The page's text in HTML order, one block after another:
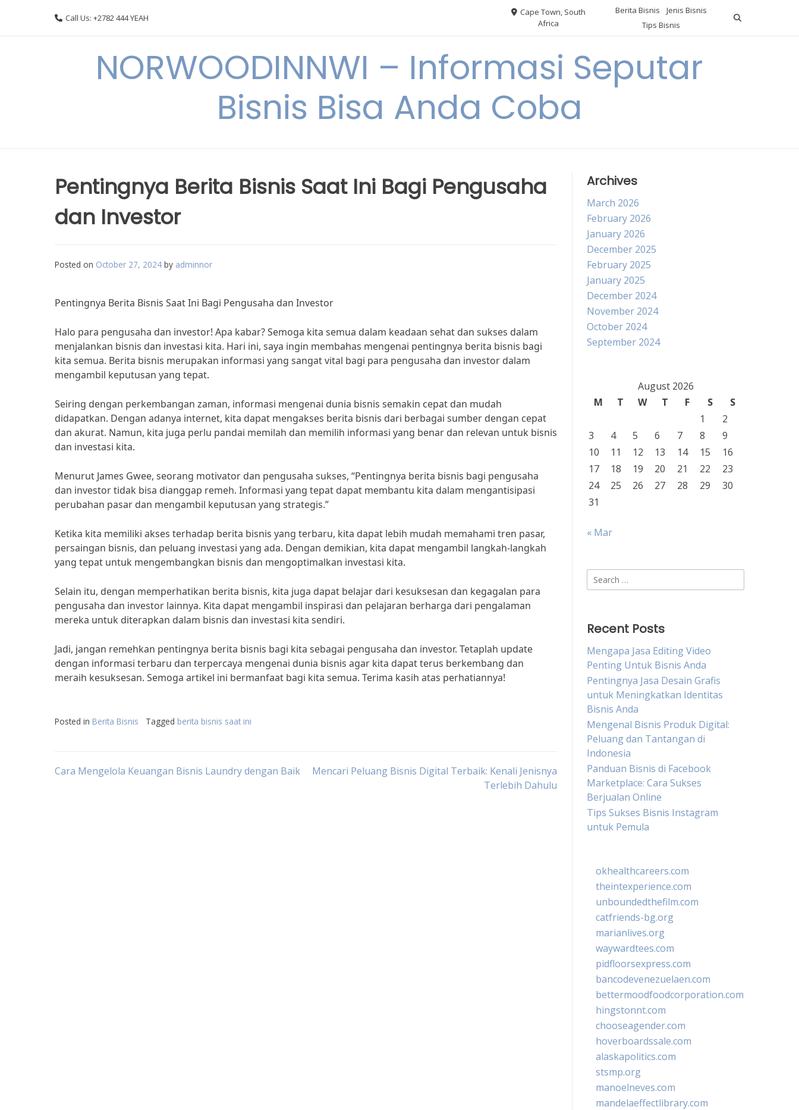
Call Us: +2782 444 YEAH
Cape Town, South
Africa
Berita Bisnis
Jenis Bisnis
Tips Bisnis
NORWOODINNWI – Informasi Seputar
Bisnis Bisa Anda Coba
Pentingnya Berita Bisnis Saat Ini Bagi Pengusaha
dan Investor
Posted on October 27, 2024 by adminnor
Pentingnya Berita Bisnis Saat Ini Bagi Pengusaha dan Investor
Halo para pengusaha dan investor! Apa kabar? Semoga kita semua dalam keadaan sehat dan sukses dalam
menjalankan bisnis dan investasi kita. Hari ini, saya ingin membahas mengenai pentingnya berita bisnis bagi
kita semua. Berita bisnis merupakan informasi yang sangat vital bagi para pengusaha dan investor dalam
mengambil keputusan yang tepat.
Seiring dengan perkembangan zaman, informasi mengenai dunia bisnis semakin cepat dan mudah
didapatkan. Dengan adanya internet, kita dapat mengakses berita bisnis dari berbagai sumber dengan cepat
dan akurat. Namun, kita juga perlu pandai memilah dan memilih informasi yang benar dan relevan untuk bisnis
dan investasi kita.
Menurut James Gwee, seorang motivator dan pengusaha sukses, “Pentingnya berita bisnis bagi pengusaha
dan investor tidak bisa dianggap remeh. Informasi yang tepat dapat membantu kita dalam mengantisipasi
perubahan pasar dan mengambil keputusan yang strategis.”
Ketika kita memiliki akses terhadap berita bisnis yang terbaru, kita dapat lebih mudah memahami tren pasar,
persaingan bisnis, dan peluang investasi yang ada. Dengan demikian, kita dapat mengambil langkah-langkah
yang tepat untuk mengembangkan bisnis dan mengoptimalkan investasi kita.
Selain itu, dengan memperhatikan berita bisnis, kita juga dapat belajar dari kesuksesan dan kegagalan para
pengusaha dan investor lainnya. Kita dapat mengambil inspirasi dan pelajaran berharga dari pengalaman
mereka untuk diterapkan dalam bisnis dan investasi kita sendiri.
Jadi, jangan remehkan pentingnya berita bisnis bagi kita sebagai pengusaha dan investor. Tetaplah update
dengan informasi terbaru dan terpercaya mengenai dunia bisnis agar kita dapat terus berkembang dan
meraih kesuksesan. Semoga artikel ini bermanfaat bagi kita semua. Terima kasih atas perhatiannya!
Posted in Berita Bisnis Tagged berita bisnis saat ini
Post
Cara Mengelola Keuangan Bisnis Laundry dengan Baik
Mencari Peluang Bisnis Digital Terbaik: Kenali Jenisnya
Terlebih Dahulu
Archives
March 2026
February 2026
January 2026
December 2025
February 2025
January 2025
December 2024
November 2024
October 2024
September 2024
August 2026
M
T W T F S
S
1
2
3
4 5 6 7 8
9
10
11 12 13 14 15
16
17
18 19 20 21 22
23
24
25 26 27 28 29
30
31
« Mar
Search
for:
Recent Posts
Mengapa Jasa Editing Video
Penting Untuk Bisnis Anda
Pentingnya Jasa Desain Grafis
untuk Meningkatkan Identitas
Bisnis Anda
Mengenal Bisnis Produk Digital:
Peluang dan Tantangan di
Indonesia
Panduan Bisnis di Facebook
Marketplace: Cara Sukses
Berjualan Online
Tips Sukses Bisnis Instagram
untuk Pemula
okhealthcareers.com
theintexperience.com
unboundedthefilm.com
catfriends-bg.org
marianlives.org
waywardtees.com
pidfloorsexpress.com
bancodevenezuelaen.com
bettermoodfoodcorporation.com
hingstonnt.com
chooseagender.com
hoverboardssale.com
alaskapolitics.com
stsmp.org
manoelneves.com
mandelaeffectlibrary.com